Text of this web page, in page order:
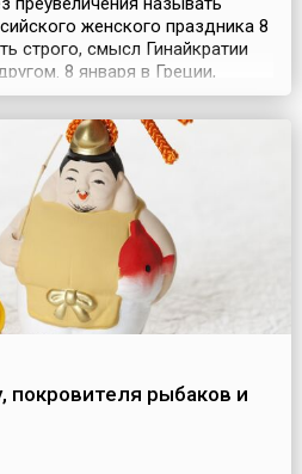
женского праздника 8
строго, смысл Гинайкратии
8 января в Греции,
Моноклисия (греч.
многих деревнях и селах
женский фестиваль
В этот день в с...
покровителя рыбаков и